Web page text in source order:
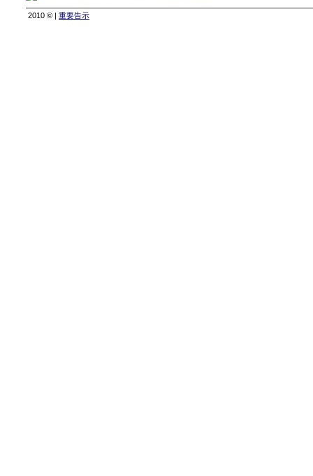
2010 © | 重要告示